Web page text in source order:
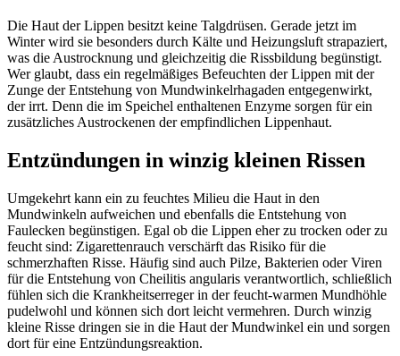
Die Haut der Lippen besitzt keine Talgdrüsen. Gerade jetzt im
Winter wird sie besonders durch Kälte und Heizungsluft strapaziert,
was die Austrocknung und gleichzeitig die Rissbildung begünstigt.
Wer glaubt, dass ein regelmäßiges Befeuchten der Lippen mit der
Zunge der Entstehung von Mundwinkelrhagaden entgegenwirkt,
der irrt. Denn die im Speichel enthaltenen Enzyme sorgen für ein
zusätzliches Austrockenen der empfindlichen Lippenhaut.
Entzündungen in winzig kleinen Rissen
Umgekehrt kann ein zu feuchtes Milieu die Haut in den
Mundwinkeln aufweichen und ebenfalls die Entstehung von
Faulecken begünstigen. Egal ob die Lippen eher zu trocken oder zu
feucht sind: Zigarettenrauch verschärft das Risiko für die
schmerzhaften Risse. Häufig sind auch Pilze, Bakterien oder Viren
für die Entstehung von Cheilitis angularis verantwortlich, schließlich
fühlen sich die Krankheitserreger in der feucht-warmen Mundhöhle
pudelwohl und können sich dort leicht vermehren. Durch winzig
kleine Risse dringen sie in die Haut der Mundwinkel ein und sorgen
dort für eine Entzündungsreaktion.